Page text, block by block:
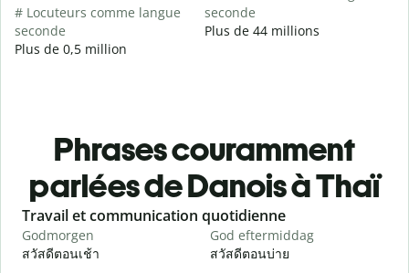
# Locuteurs comme langue
seconde
Plus de 0,5 million
seconde
Plus de 44 millions
Phrases couramment
parlées de Danois à Thaï
Slide 1 of 6
Travail et communication quotidienne
Godmorgen
สวัสดีตอนเช้า
God eftermiddag
สวัสดีตอนบ่าย